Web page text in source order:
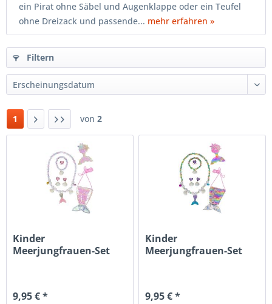
ein Pirat ohne Säbel und Augenklappe oder ein Teufel
ohne Dreizack und passende... mehr erfahren »
Filtern
1 von 2
Kinder
Meerjungfrauen-Set
9,95 € *
Kinder
Meerjungfrauen-Set
9,95 € *